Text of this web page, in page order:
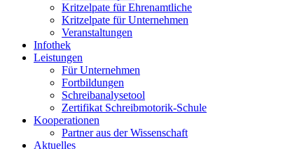
Kritzelpate für Ehrenamtliche
Kritzelpate für Unternehmen
Veranstaltungen
Infothek
Leistungen
Für Unternehmen
Fortbildungen
Schreibanalysetool
Zertifikat Schreibmotorik-Schule
Kooperationen
Partner aus der Wissenschaft
Aktuelles